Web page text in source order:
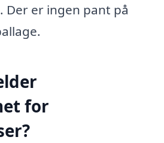
er ingen pant på
for